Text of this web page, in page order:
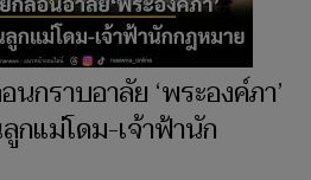
นกราบอาลัย ‘พระองค์ภา’
แม่โดม-เจ้าฟ้านัก